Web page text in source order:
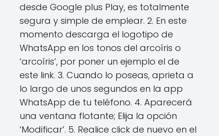
desde Google plus Play, es totalmente
segura y simple de emplear. 2. En este
momento descarga el logotipo de
WhatsApp en los tonos del arcoíris o
‘arcoíris’, por poner un ejemplo el de
este link. 3. Cuando lo poseas, aprieta a
lo largo de unos segundos en la app
WhatsApp de tu teléfono. 4. Aparecerá
una ventana flotante; Elija la opción
‘Modificar’. 5. Realice click de nuevo en el